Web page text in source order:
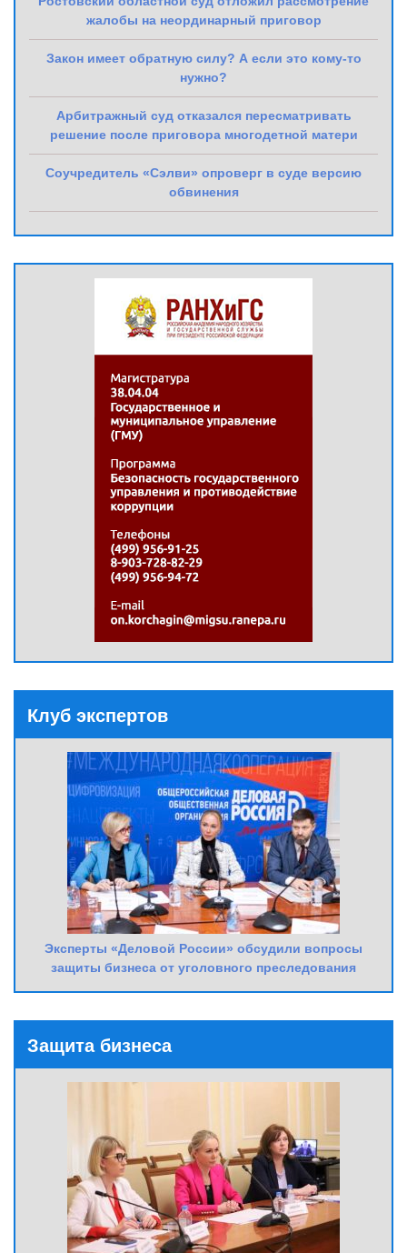
жалобы на неординарный приговор
Закон имеет обратную силу? А если это кому-то
нужно?
Арбитражный суд отказался пересматривать
решение после приговора многодетной матери
Соучредитель «Сэлви» опроверг в суде версию
обвинения
Клуб экспертов
Эксперты «Деловой России» обсудили вопросы
защиты бизнеса от уголовного преследования
Защита бизнеса